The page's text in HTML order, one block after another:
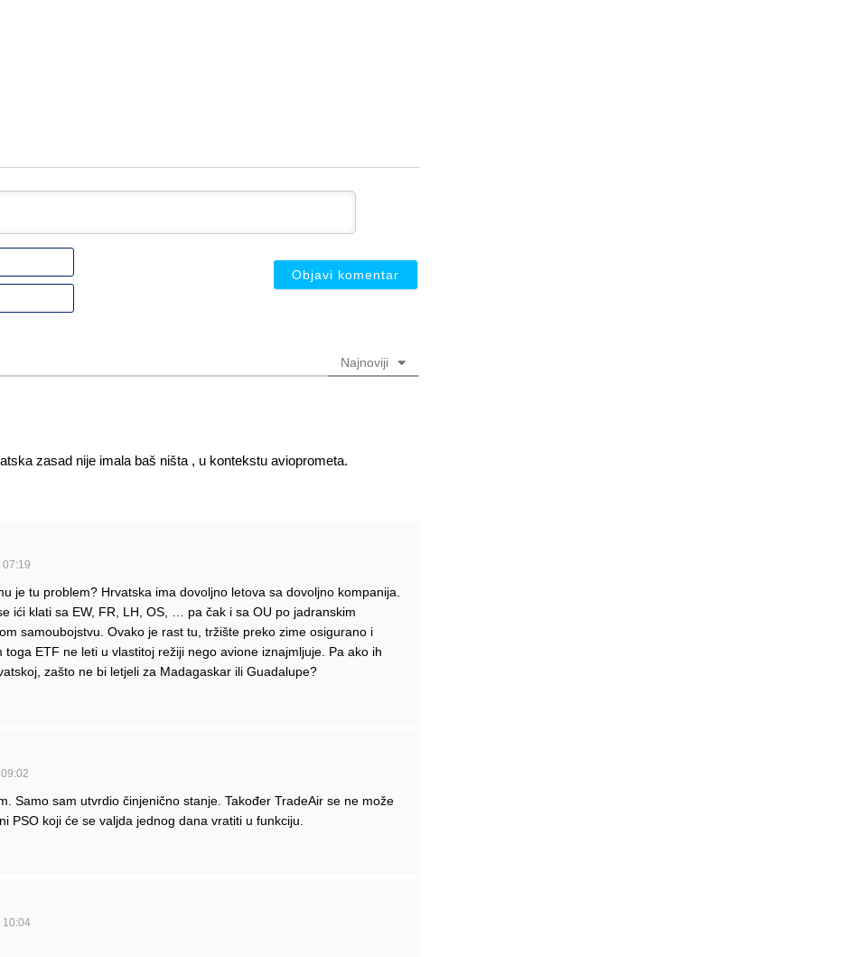
Ime
ili
nadimak
Email
(nije
Najnoviji
zasad nije imala baš ništa , u kontekstu avioprometa.
07:19
je tu problem? Hrvatska ima dovoljno letova sa dovoljno kompanija.
ići klati sa EW, FR, LH, OS, … pa čak i sa OU po jadranskim
samoubojstvu. Ovako je rast tu, tržište preko zime osigurano i
ETF ne leti u vlastitoj režiji nego avione iznajmljuje. Pa ako ih
zašto ne bi letjeli za Madagaskar ili Guadalupe?
Samo sam utvrdio činjenično stanje. Također TradeAir se ne može
PSO koji će se valjda jednog dana vratiti u funkciju.
10:04